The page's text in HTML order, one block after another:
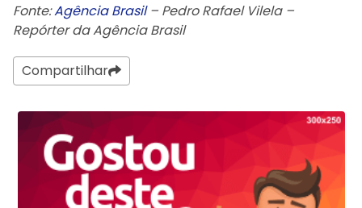
Fonte:Agência Brasil– Pedro Rafael Vilela –
Repórter da Agência Brasil
Compartilhar